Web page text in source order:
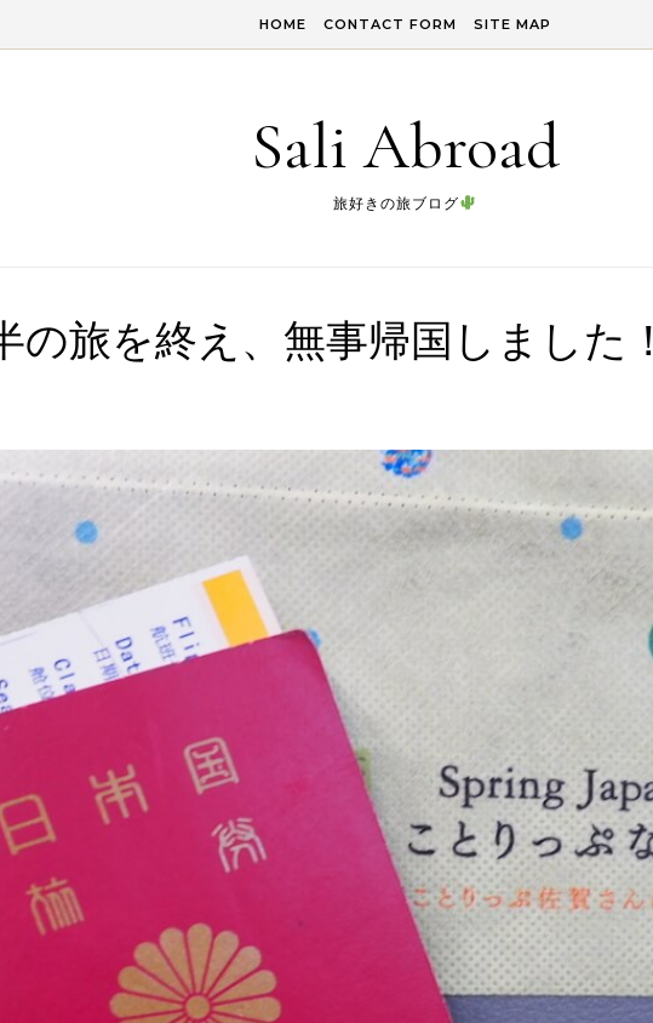
HOME CONTACT FORM SITE MAP
Sali Abroad
旅好きの旅ブログ
の旅を終え、無事帰国しました！